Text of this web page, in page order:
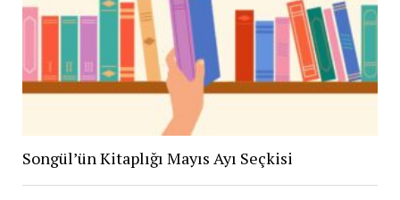
Songül’ün Kitaplığı Mayıs Ayı Seçkisi